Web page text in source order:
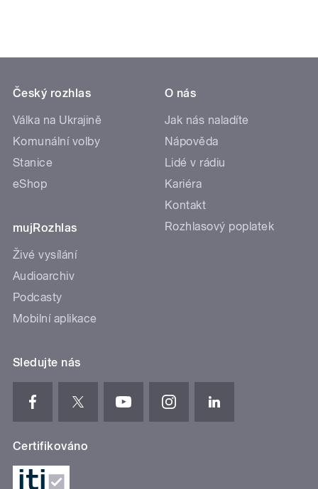
Český rozhlas
Válka na Ukrajině
Komunální volby
Stanice
eShop
mujRozhlas
Živé vysílání
Audioarchiv
Podcasty
Mobilní aplikace
O nás
Jak nás naladíte
Nápověda
Lidé v rádiu
Kariéra
Kontakt
Rozhlasový poplatek
Sledujte nás
Certifikováno